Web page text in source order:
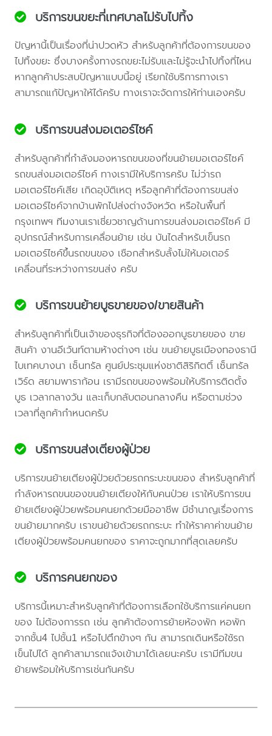
บริการขนขยะที่เทศบาลไม่รับไปทิ้ง
ปัญหานี้เป็นเรื่องที่น่าปวดหัว สำหรับลูกค้าที่ต้องการขนของ
ไปทิ้งขยะ ซึ่งบางครั้งทางรถขยะไม่รับและไม่รู้จะนำไปทิ้งที่ไหน
หากลูกค้าประสบปัญหาแบบนี้อยู่ เรียกใช้บริการทางเรา
สามารถแก้ปัญหาให้ได้ครับ ทางเราจะจัดการให้ท่านเองครับ
บริการขนส่งมอเตอร์ไซค์
สำหรับลูกค้าที่กำลังมองหารถขนของที่ขนย้ายมอเตอร์ไซค์
รถขนส่งมอเตอร์ไซค์ ทางเรามีให้บริการครับ ไม่ว่ารถ
มอเตอร์ไซค์เสีย เกิดอุบัติเหตุ หรือลูกค้าที่ต้องการขนส่ง
มอเตอร์ไซค์จากบ้านพักไปส่งต่างจังหวัด หรือในพื้นที่
กรุงเทพฯ ทีมงานเราเชี่ยวชาญด้านการขนส่งมอเตอร์ไซค์ มี
อุปกรณ์สำหรับการเคลื่อนย้าย เช่น บันไดสำหรับเข็นรถ
มอเตอร์ไซค์ขึ้นรถขนของ เชือกสำหรับลั้งไม่ให้มอเตอร์
เคลื่อนที่ระหว่างการขนส่ง ครับ
บริการขนย้ายบูธขายของ/ขายสินค้า
สำหรับลูกค้าที่เป็นเจ้าของธุรกิจที่ต้องออกบูธขายของ ขาย
สินค้า งานอีเว้นท์ตามห้างต่างๆ เช่น ขนย้ายบูธเมืองทองธานี
ไบเทคบางนา เซ็นทรัล ศูนย์ประชุมแห่งชาติสิริกิตติ์ เซ็นทรัล
เวิร์ด สยามพาราก้อน เรามีรถขนของพร้อมให้บริการติดตั้ง
บูธ เวลากลางวัน และเก็บกลับตอนกลางคืน หรือตามช่วง
เวลาที่ลูกค้ากำหนดครับ
บริการขนส่งเตียงผู้ป่วย
บริการขนย้ายเตียงผู้ป่วยด้วยรถกระบะขนของ สำหรับลูกค้าที่
กำลังหารถขนของขนย้ายเตียงให้กับคนป่วย เราให้บริการขน
ย้ายเตียงผู้ป่วยพร้อมคนยกด้วยมืออาชีพ มีชำนาญเรื่องการ
ขนย้ายมากครับ เราขนย้ายด้วยรถกระบะ ทำให้ราคาค่าขนย้าย
เตียงผู้ป่วยพร้อมคนยกของ ราคาจะถูกมากที่สุดเลยครับ
บริการคนยกของ
บริการนี้เหมาะสำหรับลูกค้าที่ต้องการเลือกใช้บริการแค่คนยก
ของ ไม่ต้องการรถ เช่น ลูกค้าต้องการย้ายห้องพัก หอพัก
จากชั้น4 ไปชั้น1 หรือไปตึกข้างๆ กัน สามารถเดินหรือใช้รถ
เข็นไปได้ ลูกค้าสามารถแจ้งเข้ามาได้เลยนะครับ เรามีทีมขน
ย้ายพร้อมให้บริการเช่นกันครับ